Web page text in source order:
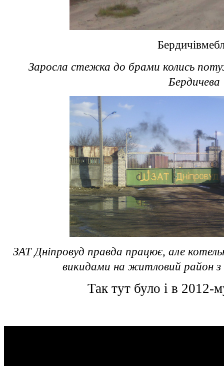
Заросла стежка до брами колись
Бердичева
ЗАТ Дніпровуд правда працює, але
викидами на житловий район з
Так тут було і в 2012-